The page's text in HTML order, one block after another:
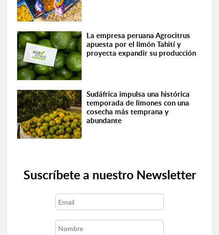
La empresa peruana Agrocitrus
apuesta por el limón Tahití y
proyecta expandir su producción
Sudáfrica impulsa una histórica
temporada de limones con una
cosecha más temprana y
abundante
Suscríbete a nuestro Newsletter